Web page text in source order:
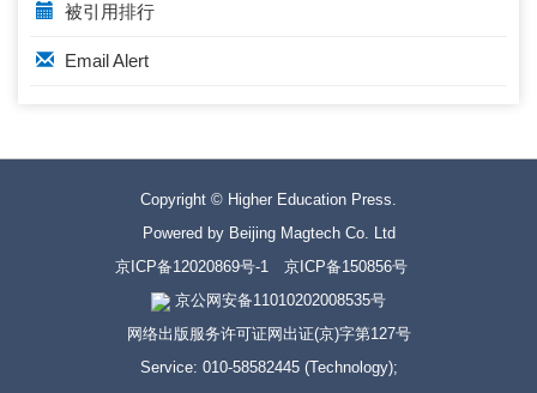
被引用排行
Email Alert
Copyright © Higher Education Press.
Powered by Beijing Magtech Co. Ltd
京ICP备12020869号-1
京ICP备150856号
京公网安备11010202008535号
网络出版服务许可证网出证(京)字第127号
Service: 010-58582445 (Technology);